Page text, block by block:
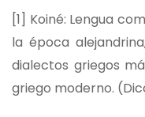
[1] Koiné: Lengua
la época
dialectos griegos
griego moderno.